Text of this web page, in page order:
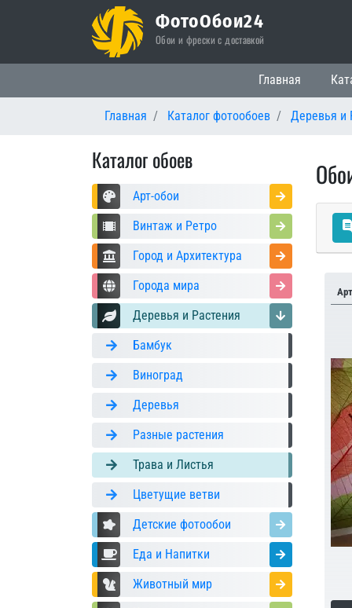
ФотоОбои24
Обои и фрески с доставкой
Основная
Главная
Главная Каталог фотообоев Деревья и
Каталог обоев
Арт-обои
Винтаж и Ретро
Город и Архитектура
Города мира
Деревья и Растения
Бамбук
Виноград
Деревья
Разные растения
Трава и Листья
Цветущие ветви
Детские фотообои
Еда и Напитки
Животный мир